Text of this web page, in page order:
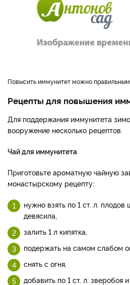
повысить иммунитет можно
Рецепты для повышения
Для поддержания иммунитета
вооружение несколько рецептов.
Чай для иммунитета
Приготовьте ароматную чайную
монастырскому рецепту:
нужно взять по 1 ст. л. плодов
девясила,
залить 1 л кипятка,
подержать на самом слабом
снять с огня,
добавить по 1 ст. л. зверобоя